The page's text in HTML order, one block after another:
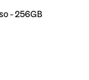
- 256GB